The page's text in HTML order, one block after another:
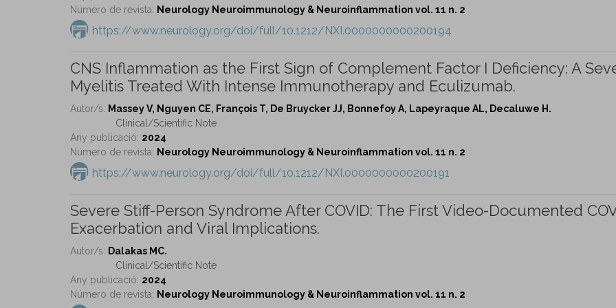
Número de revista: Neurology Neuroimmunology & Neuroinflammation vol. 11 n. 2
https://www.neurology.org/doi/full/10.1212/NXI.0000000000200194
CNS Inflammation as the First Sign of Complement Factor I Deficiency: A
Myelitis Treated With Intense Immunotherapy and Eculizumab.
Autor/s: Massey V, Nguyen CE, François T, De Bruycker JJ, Bonnefoy A, Lapeyraque AL, Decaluwe H.
Clinical/Scientific Note
Any publicació: 2024
Número de revista: Neurology Neuroimmunology & Neuroinflammation vol. 11 n. 2
https://www.neurology.org/doi/full/10.1212/NXI.0000000000200191
Severe Stiff-Person Syndrome After COVID: The First Video-Documented
Exacerbation and Viral Implications.
Autor/s: Dalakas MC.
Clinical/Scientific Note
Any publicació: 2024
Número de revista: Neurology Neuroimmunology & Neuroinflammation vol. 11 n. 2